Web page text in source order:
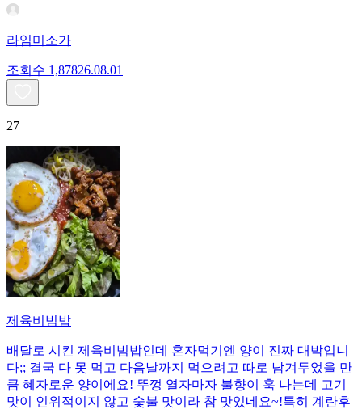
라임미소가
조회수 1,87826.08.01
27
제육비빔밥
배달로 시킨 제육비빔밥인데 혼자먹기엔 양이 진짜 대박입니
다;; 결국 다 못 먹고 다음날까지 먹으려고 따로 남겨두었을 만
큼 혜자로운 양이에요! 뚜껑 열자마자 불향이 훅 나는데 고기
맛이 인위적이지 않고 숯불 맛이라 참 맛있네요~!특히 계란후